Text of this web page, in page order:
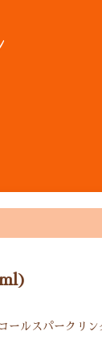
ールスパークリ